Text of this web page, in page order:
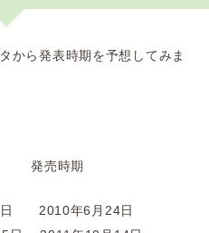
から発表時期を予想してみま
売時期
2010年6月24日